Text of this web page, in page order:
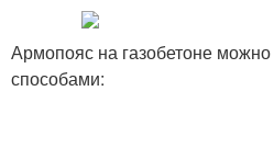
Армопояс на газобетоне можно
способами: